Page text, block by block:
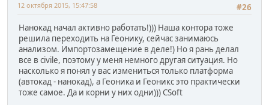
#26
12 октября 2015, 15:47:58
Нанокад начал активно работать!))) Наша контора тоже
решила переходить на Геонику, сейчас занимаюсь
анализом. Импортозамещение в деле!) Но я рань делал
все в civilе, поэтому у меня немного другая ситуация. Но
насколько я понял у вас измениться только платформа
(автокад - нанокад), а Геоника и Геоникс это практически
тоже самое. Да и корни у них одни))) CSoft